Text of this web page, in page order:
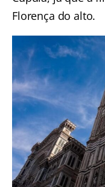
Florença do alto.